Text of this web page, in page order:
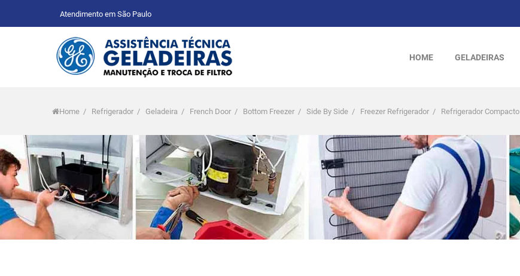
Atendimento em São Paulo
HOME GELADEIRAS
Home / Refrigerador / Geladeira / French Door / Bottom Freezer / Side By Side / Freezer Refrigerador / Refrigerador Compacto